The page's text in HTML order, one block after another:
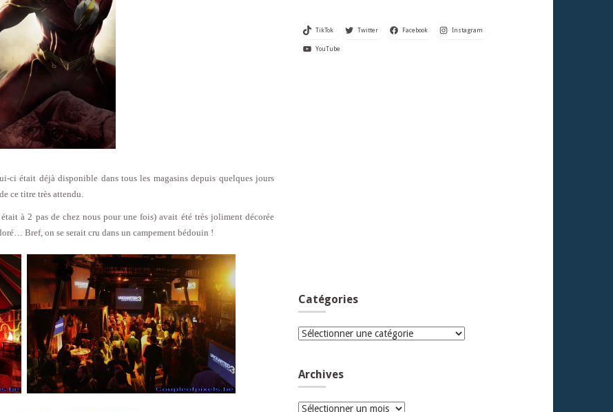
ci était déjà disponible dans tous les magasins depuis quelques jours
ce titre très attendu.
à 2 pas de chez nous pour une fois) avait été très joliment décorée
Bref, on se serait cru dans un campement bédouin !
TikTok Twitter Facebook Instagram
YouTube
Catégories
Catégories
Archives
Archives